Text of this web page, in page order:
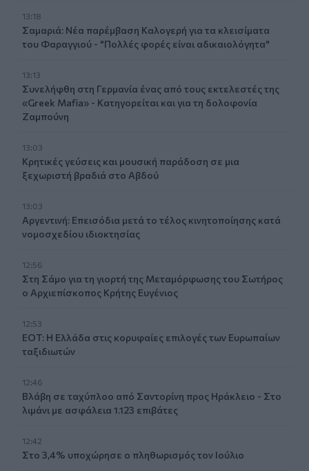
13:18
Σαμαριά: Νέα παρέμβαση Καλογερή για τα κλεισίματα
του Φαραγγιού - "Πολλές φορές είναι αδικαιολόγητα"
13:13
Συνελήφθη στη Γερμανία ένας από τους εκτελεστές της
«Greek Mafia» - Κατηγορείται και για τη δολοφονία
Ζαμπούνη
13:03
Κρητικές γεύσεις και μουσική παράδοση σε μια
ξεχωριστή βραδιά στο Αβδού
13:03
Αργεντινή: Επεισόδια μετά το τέλος κινητοποίησης κατά
νομοσχεδίου ιδιοκτησίας
12:56
Στη Σάμο για τη γιορτή της Μεταμόρφωσης του Σωτήρος
ο Αρχιεπίσκοπος Κρήτης Ευγένιος
12:53
ΕΟΤ: Η Ελλάδα στις κορυφαίες επιλογές των Ευρωπαίων
ταξιδιωτών
12:46
Βλάβη σε ταχύπλοο από Σαντορίνη προς Ηράκλειο - Στο
λιμάνι με ασφάλεια 1.123 επιβάτες
12:42
Στο 3,4% υποχώρησε ο πληθωρισμός τον Ιούλιο